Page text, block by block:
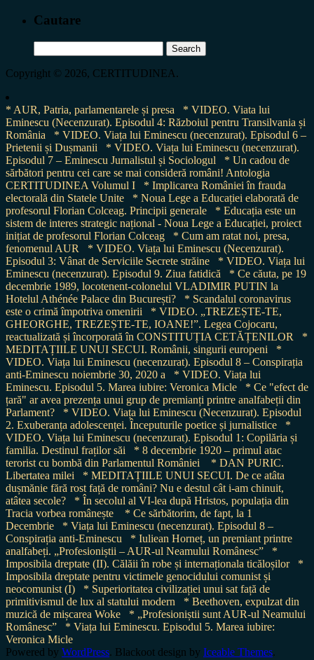
Cautare
for:
Copyright © 2026, CERTITUDINEA.
* AUR, Patria, parlamentarele și presa
* VIDEO. Viata lui
Eminescu (Necenzurat). Episodul 4: Războiul pentru Transilvania și
România
* VIDEO. Viața lui Eminescu (necenzurat). Episodul 6 –
Prietenii și Dușmanii
* VIDEO. Viața lui Eminescu (necenzurat).
Episodul 7 – Eminescu Jurnalistul și Sociologul
* Un cadou de
sărbători pentru cei care se mai consideră români! Antologia
CERTITUDINEA Volumul I
* Implicarea României în frauda
electorală din Statele Unite
* Noua Lege a Educației elaborată de
profesorul Florian Colceag. Principii generale
* Educația este un
sistem de interes strategic național - Noua Lege a Educației, proiect
inițiat de profesorul Florian Colceag
* Cum am ratat noi, presa,
fenomenul AUR
* VIDEO. Viața lui Eminescu (Necenzurat).
Episodul 3: Vânat de Serviciile Secrete străine
* VIDEO. Viața lui
Eminescu (necenzurat). Episodul 9. Ziua fatidică
* Ce căuta, pe 19
decembrie 1989, locotenent-colonelul VLADIMIR PUTIN la
Hotelul Athénée Palace din București?
* Scandalul coronavirus
este o crimă împotriva omenirii
* VIDEO. „TREZEȘTE-TE,
GHEORGHE, TREZEȘTE-TE, IOANE!”. Legea Cojocaru,
reactualizată și încorporată în CONSTITUȚIA CETĂȚENILOR
*
MEDITAȚIILE UNUI SECUI. Românii, singurii europeni
*
VIDEO. Viața lui Eminescu (necenzurat). Episodul 8 – Conspirația
anti-Eminescu noiembrie 30, 2020 a
* VIDEO. Viața lui
Eminescu. Episodul 5. Marea iubire: Veronica Micle
* Ce "efect de
țară" ar avea prezența unui grup de premianți printre analfabeții din
Parlament?
* VIDEO. Viața lui Eminescu (Necenzurat). Episodul
2. Exuberanța adolescenței. Începuturile poetice și jurnalistice
*
VIDEO. Viața lui Eminescu (necenzurat). Episodul 1: Copilăria și
familia. Destinul fraților săi
* 8 decembrie 1920 – primul atac
terorist cu bombă din Parlamentul României
* DAN PURIC.
Libertatea milei
* MEDITAȚIILE UNUI SECUI. De ce atâta
dușmănie fără rost față de români? Nu e destul cât i-am chinuit,
atâtea secole?
* În secolul al VI-lea după Hristos, populația din
Tracia vorbea românește
* Ce sărbătorim, de fapt, la 1
Decembrie
* Viața lui Eminescu (necenzurat). Episodul 8 –
Conspirația anti-Eminescu
* Iuliean Horneț, un premiant printre
analfabeți. „Profesioniștii – AUR-ul Neamului Românesc”
*
Imposibila dreptate (II). Călăii în robe și internaționala ticăloșilor
*
Imposibila dreptate pentru victimele genocidului comunist și
neocomunist (I)
* Superioritatea civilizației unui sat față de
primitivismul de lux al statului modern
* Beethoven, expulzat din
muzică de mișcarea Woke
* „Profesioniștii sunt AUR-ul Neamului
Românesc”
* Viața lui Eminescu. Episodul 5. Marea iubire:
Veronica Micle
Powered by WordPress. Blackoot design by Iceable Themes.